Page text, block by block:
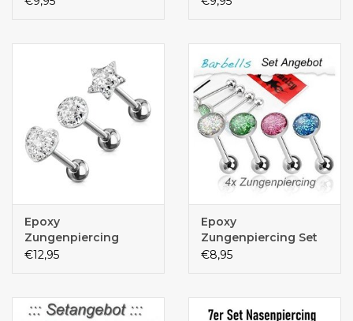
Epoxy
Zungenpiercing
€12,95
Epoxy
Zungenpiercing Set
€8,95